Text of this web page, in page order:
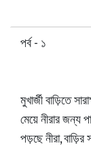
পর্ব - ১
মুখার্জী বাড়িতে
মেয়ে নীরার জন্য
পড়ছে নীরা,